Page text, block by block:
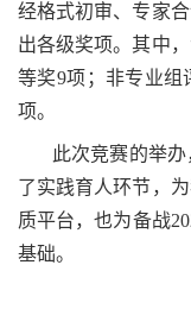
经格式初审、专家
出各级奖项。其中
等奖9项；非专业组
项。
此次竞赛的举
了实践育人环节，
质平台，也为备战
基础。